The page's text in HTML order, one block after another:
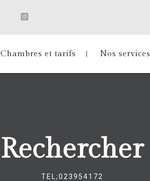
Chambres et tarifs Nos services
Rechercher
TEL;023954172